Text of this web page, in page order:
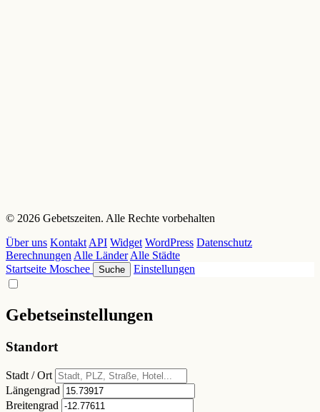
© 2026 Gebetszeiten. Alle Rechte vorbehalten
Über uns KontaktAPI Widget WordPress Datenschutz
BerechnungenAlle LänderAlle Städte
Startseite Moschee Suche Einstellungen
Gebetseinstellungen
Standort
Stadt / Ort
Längengrad
Breitengrad